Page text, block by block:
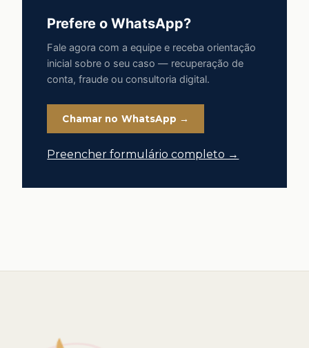
Prefere o WhatsApp?
Fale agora com a equipe e receba orientação
inicial sobre o seu caso — recuperação de
conta, fraude ou consultoria digital.
Chamar no WhatsApp →
Preencher formulário completo →